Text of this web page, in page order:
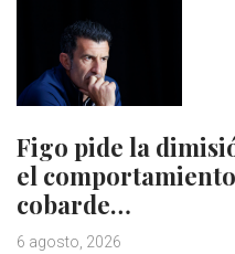
Figo pide la
el
cobarde…
6 agosto, 2026